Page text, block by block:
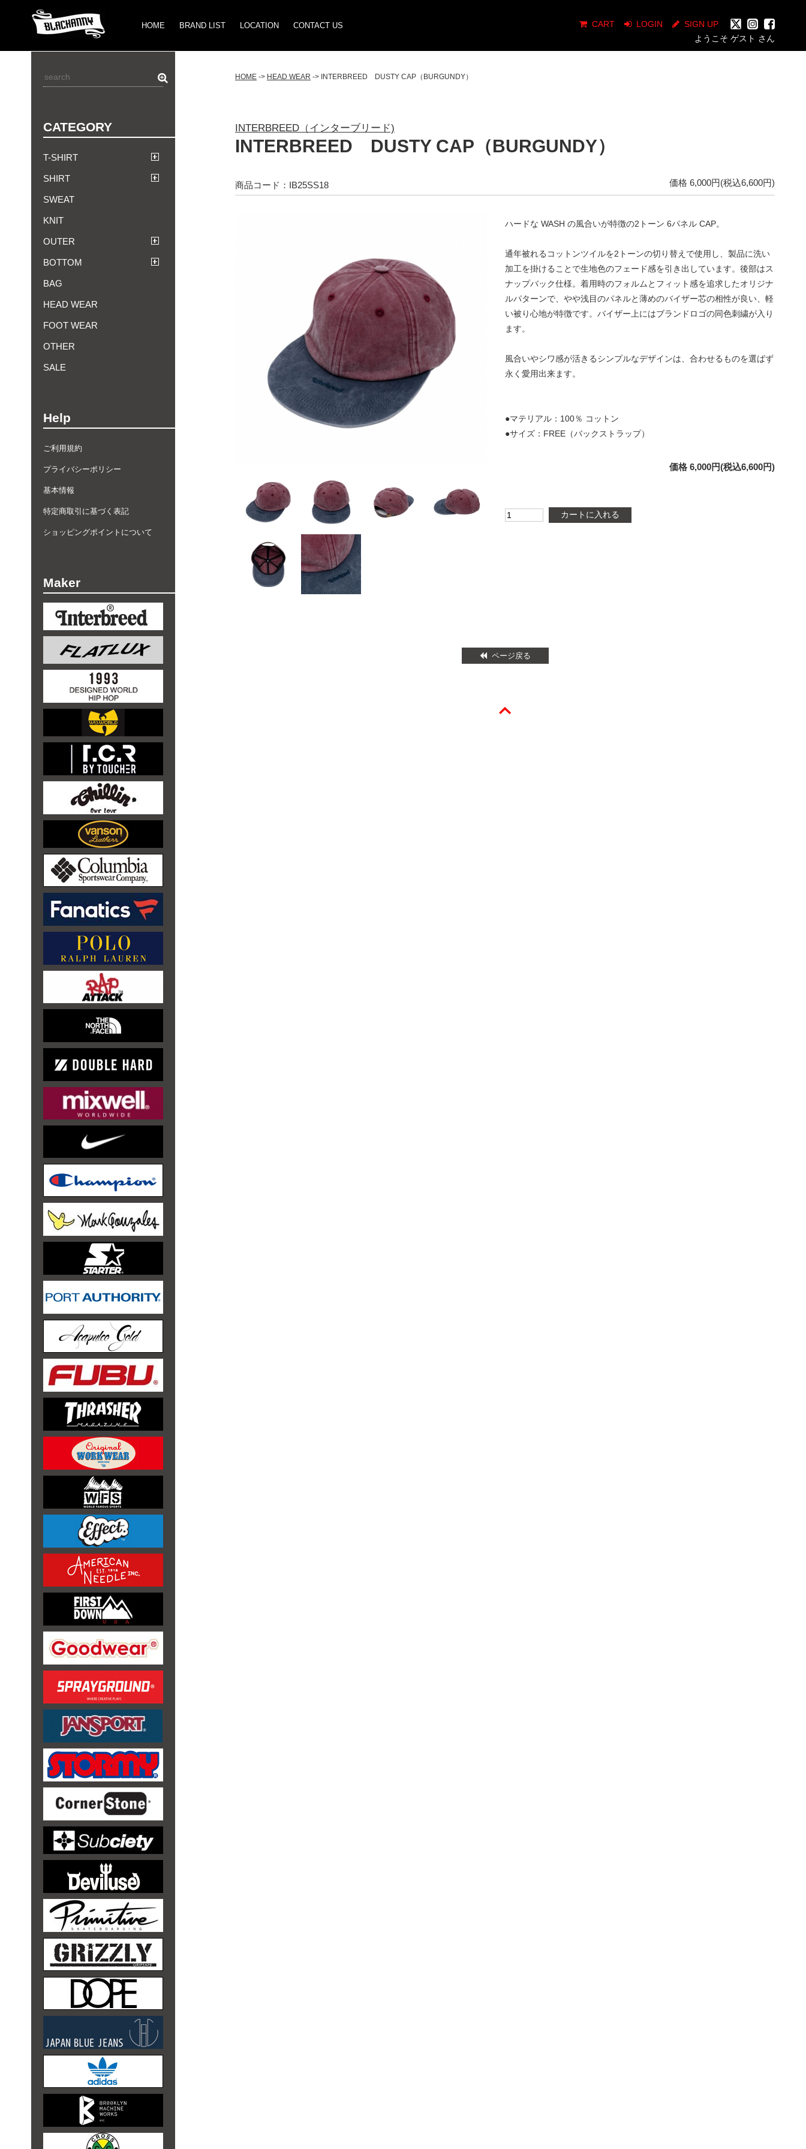
HOME BRAND LIST LOCATION CONTACT US SIGN UP
LOGIN
CART
ようこそ ゲスト さん
CATEGORY
T-SHIRT
SHIRT
SWEAT
KNIT
OUTER
BOTTOM
BAG
HEAD WEAR
FOOT WEAR
OTHER
SALE
Help
ご利用規約
プライバシーポリシー
基本情報
特定商取引に基づく表記
ショッピングポイントについて
Maker
HOME -> HEAD WEAR -> INTERBREED DUSTY CAP（BURGUNDY）
INTERBREED（インターブリード)
INTERBREED DUSTY CAP（BURGUNDY）
価格 6,000円(税込6,600円)
商品コード：IB25SS18
ハードな WASH の風合いが特徴の2トーン 6パネル CAP。
通年被れるコットンツイルを2トーンの切り替えで使用し、製品に洗い
加工を掛けることで生地色のフェード感を引き出しています。後部はス
ナップバック仕様。着用時のフォルムとフィット感を追求したオリジナ
ルパターンで、やや浅目のパネルと薄めのバイザー芯の相性が良い、軽
い被り心地が特徴です。バイザー上にはブランドロゴの同色刺繍が入り
ます。
風合いやシワ感が活きるシンプルなデザインは、合わせるものを選ばず
永く愛用出来ます。
●マテリアル：100％ コットン
●サイズ：FREE（バックストラップ）
価格 6,000円(税込6,600円)
ページ戻る